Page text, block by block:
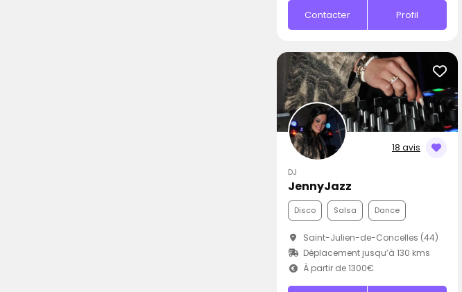
Contacter Profil
18 avis
DJ
JennyJazz
Disco Salsa Dance
Saint-Julien-de-Concelles (44)
Déplacement jusqu’à 130 kms
À partir de 1300€